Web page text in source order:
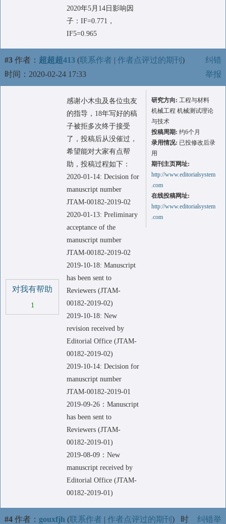
2020年5月14日影响因
子：IF=0.771，
IF5=0.965
#3 作者： 超超超413 (联系作者 | 作者点评过的期刊 )
时间：2020-02-24 17:33
纠错
举报
对我有帮助
1
感谢小木虫及各位虫友
的指导，18年写好的稿
子被拒多次终于接受
了，投稿后从没催过，
希望能对大家有点帮
助，投稿过程如下：
2020-01-14: Decision for
manuscript number
JTAM-00182-2019-02
2020-01-13: Preliminary
acceptance of the
manuscript number
JTAM-00182-2019-02
2019-10-18: Manuscript
has been sent to
Reviewers (JTAM-
00182-2019-02)
2019-10-18: New
revision received by
Editorial Office (JTAM-
00182-2019-02)
2019-10-14: Decision for
manuscript number
JTAM-00182-2019-01
2019-09-26：Manuscript
has been sent to
Reviewers (JTAM-
00182-2019-01)
2019-08-09：New
manuscript received by
Editorial Office (JTAM-
00182-2019-01)
研究方向: 工程与材料
机械工程 机械测试理论
与技术
投稿周期: 约6个月
录用情况: 已投修改后录
用
期刊主页网址:
http://www.editorialsystem
.com
在线投稿网址:
http://www.editorialsystem
.com
#4 作者： gouxfjh (联系作者 | 作者点评过的期刊 ) 时
纠错举